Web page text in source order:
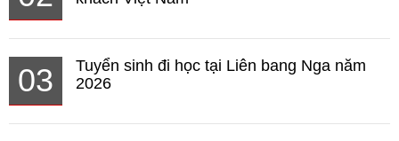
03
Tuyển sinh đi học tại Liên bang Nga năm
2026